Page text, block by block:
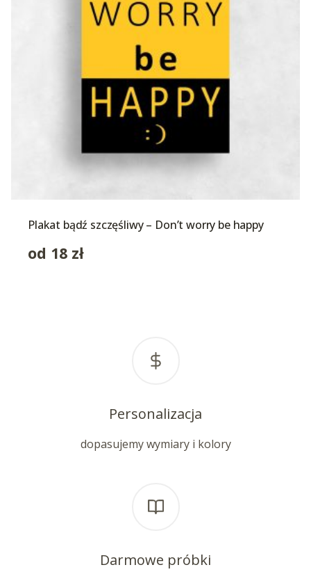
Plakat bądź szczęśliwy – Don’t worry be happy
od 18 zł
Personalizacja
dopasujemy wymiary i kolory
Darmowe próbki